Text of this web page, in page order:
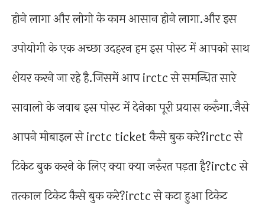
होने लागा और लोगो के काम आसान होने लागा.और इस
उपोयोगी के एक अच्छा उदहरन हम इस पोस्ट में आपको साथ
शेयर करने जा रहे है.जिसमें आप irctc से समन्धित सारे
सावालो के जवाब इस पोस्ट में देनेका पूरी प्रयास करूँगा.जैसे
आपने मोबाइल से irctc ticket कैसे बुक करे?irctc से
टिकेट बुक करने के लिए क्या क्या जरुँरत पड़ता है?irctc से
तत्काल टिकेट कैसे बुक करे?irctc से कटा हुआ टिकेट